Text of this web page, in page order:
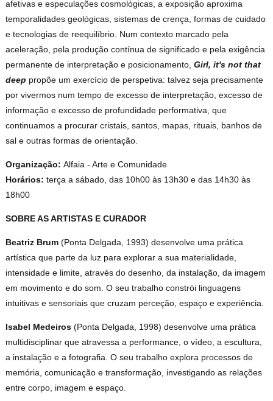
afetivas e especulações cosmológicas, a exposição aproxima
temporalidades geológicas, sistemas de crença, formas de cuidado
e tecnologias de reequilíbrio. Num contexto marcado pela
aceleração, pela produção contínua de significado e pela exigência
permanente de interpretação e posicionamento,Girl, it's not that
deep propõe um exercício de perspetiva: talvez seja precisamente
por vivermos num tempo de excesso de interpretação, excesso de
informação e excesso de profundidade performativa, que
continuamos a procurar cristais, santos, mapas, rituais, banhos de
sal e outras formas de orientação.
Organização: Alfaia - Arte e Comunidade
Horários: terça a sábado, das 10h00 às 13h30 e das 14h30 às
18h00
SOBRE AS ARTISTAS E CURADOR
Beatriz Brum (Ponta Delgada, 1993) desenvolve uma prática
artística que parte da luz para explorar a sua materialidade,
intensidade e limite, através do desenho, da instalação, da imagem
em movimento e do som. O seu trabalho constrói linguagens
intuitivas e sensoriais que cruzam perceção, espaço e experiência.
Isabel Medeiros(Ponta Delgada, 1998) desenvolve uma prática
multidisciplinar que atravessa a performance, o vídeo, a escultura,
a instalação e a fotografia. O seu trabalho explora processos de
memória, comunicação e transformação, investigando as relações
entre corpo, imagem e espaço.